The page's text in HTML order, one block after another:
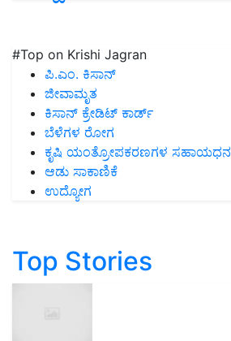
#Top on Krishi Jagran
ಪಿ.ಎಂ. ಕಿಸಾನ್
ಜೀವಾಮೃತ
ಕಿಸಾನ್ ಕ್ರೇಡಿಟ್ ಕಾರ್ಡ್
ಬೆಳೆಗಳ ರೋಗ
ಕೃಷಿ ಯಂತ್ರೋಪಕರಣಗಳ ಸಹಾಯಧನ
ಆಡು ಸಾಕಾಣಿಕೆ
ಉದ್ಯೋಗ
Top Stories